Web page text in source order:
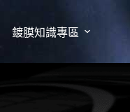
鍍膜知識專區